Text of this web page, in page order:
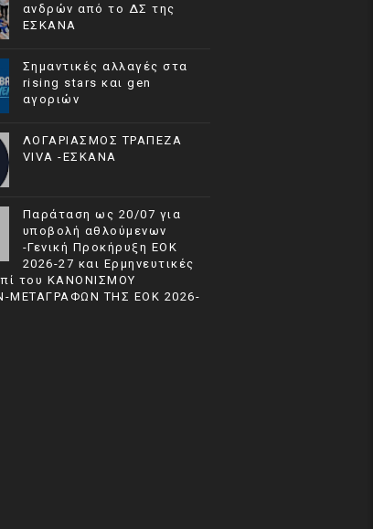
ανδρών από το ΔΣ της
ΕΣΚΑΝΑ
Σημαντικές αλλαγές στα
rising stars και gen
αγοριών
ΛΟΓΑΡΙΑΣΜΟΣ ΤΡΑΠΕΖΑ
VIVA -ΕΣΚΑΝΑ
Παράταση ως 20/07 για
υποβολή αθλούμενων
-Γενική Προκήρυξη ΕΟΚ
2026-27 και Ερμηνευτικές
του ΚΑΝΟΝΙΣΜΟΥ
ΜΕΤΑΓΡΑΦΩΝ ΤΗΣ ΕΟΚ 2026-